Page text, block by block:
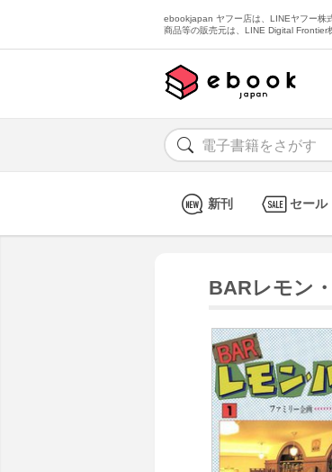
ebookjapan ヤフー店は、LINEヤフー株
商品等の販売元は、LINE Digital Frontier
新刊 セール
BARレモン